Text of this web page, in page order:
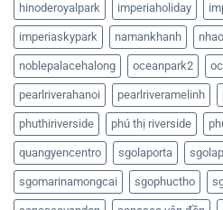
hinoderoyalpark imperiaholiday
imperiaskypark namankhanh
noblepalacehalong oceanpark2
pearlriverahanoi pearlriveramelinh
phuthiriverside phú thị riverside
quangyencentro sgolaporta
sgomarinamongcai sgophuctho